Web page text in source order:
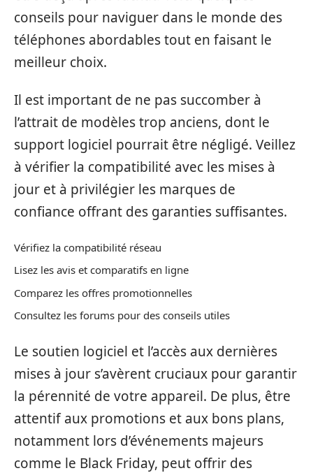
conseils pour naviguer dans le monde des
téléphones abordables tout en faisant le
meilleur choix.
Il est important de ne pas succomber à
l’attrait de modèles trop anciens, dont le
support logiciel pourrait être négligé. Veillez
à vérifier la compatibilité avec les mises à
jour et à privilégier les marques de
confiance offrant des garanties suffisantes.
Vérifiez la compatibilité réseau
Lisez les avis et comparatifs en ligne
Comparez les offres promotionnelles
Consultez les forums pour des conseils utiles
Le soutien logiciel et l’accès aux dernières
mises à jour s’avèrent cruciaux pour garantir
la pérennité de votre appareil. De plus, être
attentif aux promotions et aux bons plans,
notamment lors d’événements majeurs
comme le Black Friday, peut offrir des